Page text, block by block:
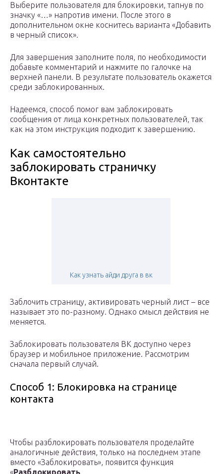
Выберите пользователя для блокировки, тапнув по
значку «…» напротив имени. После этого в
дополнительном окне коснитесь варианта «Добавить
в черный список».
Для завершения заполните поля, по необходимости
добавьте комментарий и нажмите по галочке на
верхней панели. В результате пользователь окажется
среди заблокированных.
Надеемся, способ помог вам заблокировать
сообщения от лица конкретных пользователей, так
как на этом инструкция подходит к завершению.
Как самостоятельно
заблокировать страничку
Вконтакте
Как узнать айди друга в вк
Заблочить страницу, активировать черный лист – все
называет это по-разному. Однако смысл действия не
меняется.
Заблокировать пользователя ВК доступно через
браузер и мобильное приложение. Рассмотрим
сначала первый случай.
Способ 1: Блокировка на странице
контакта
Чтобы разблокировать пользователя проделайте
аналогичные действия, только на последнем этапе
вместо «Заблокировать», появится функция
«Разблокировать